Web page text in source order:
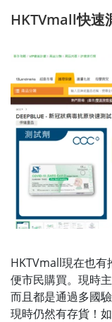
HKTVmall快速
HKTVmall現在也有
便市民購買。現時
而且都是通過多國
現時仍然有存貨！